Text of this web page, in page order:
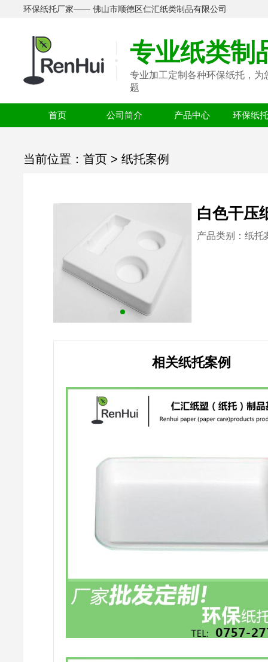
环保纸托厂家—— 佛山市顺德区仁汇纸类制品有限公司
专业纸类制
专业加工定制各种环保纸托，为
题
首页 公司简介 产品中心 环保纸
当前位置：首页 >纸托案例
白色干压
产品类别：纸托
相关纸托案例